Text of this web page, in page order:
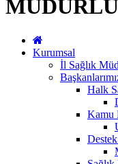
Kurumsal
İl Sağlık
Halk
Kamu